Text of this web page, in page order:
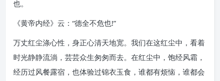
也。
《黄帝内经》云：“德全不危也!”
万丈红尘涤心性，身正心清天地宽。我们在这红尘中，看着
时光静静流淌，芸芸众生匆匆而去。在红尘中，饱经风霜，
经历过风餐露宿，也体验过锦衣玉食，谁都有烦恼，谁都会